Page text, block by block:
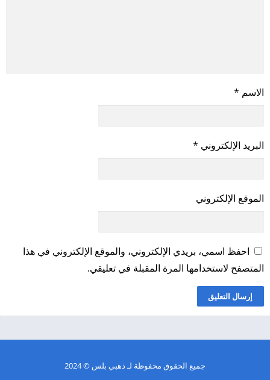
الاسم *
البريد الإلكتروني *
الموقع الإلكتروني
احفظ اسمي، بريدي الإلكتروني، والموقع الإلكتروني في هذا
المتصفح لاستخدامها المرة المقبلة في تعليقي.
جميع الحقوق محفوظة لـذهبي بلس © 2024